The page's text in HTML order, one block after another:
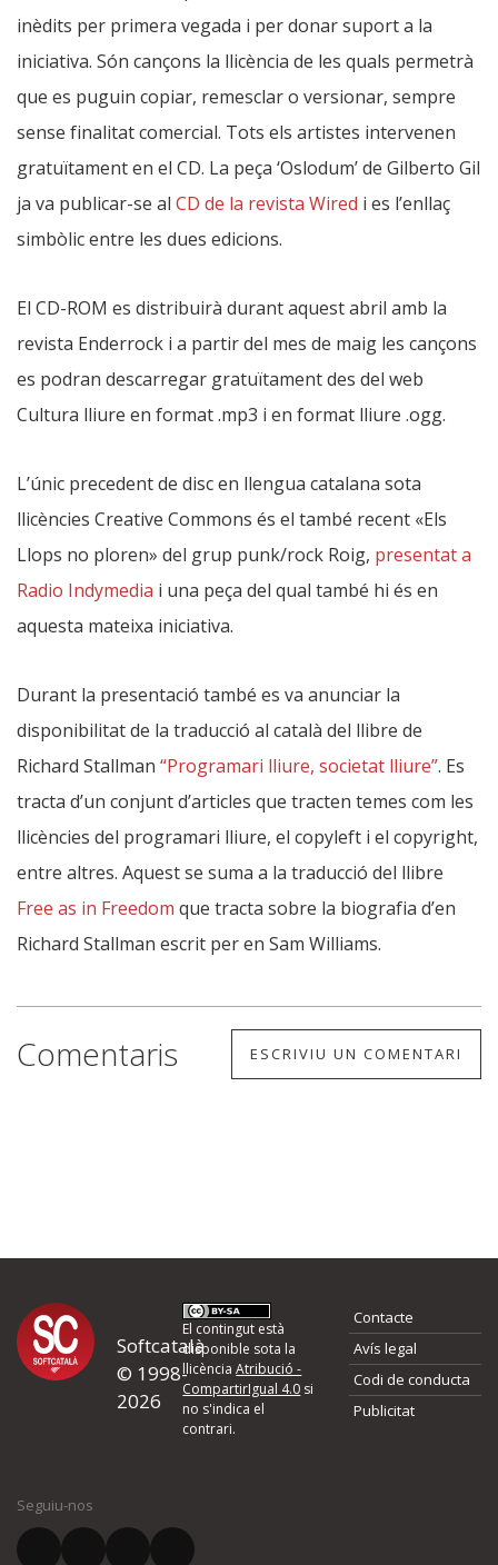
inèdits per primera vegada i per donar suport a la
iniciativa. Són cançons la llicència de les quals permetrà
que es puguin copiar, remesclar o versionar, sempre
sense finalitat comercial. Tots els artistes intervenen
gratuïtament en el CD. La peça ‘Oslodum’ de Gilberto Gil
ja va publicar-se al CD de la revista Wired i es l’enllaç
simbòlic entre les dues edicions.
El CD-ROM es distribuirà durant aquest abril amb la
revista Enderrock i a partir del mes de maig les cançons
es podran descarregar gratuïtament des del web
Cultura lliure en format .mp3 i en format lliure .ogg.
L’únic precedent de disc en llengua catalana sota
llicències Creative Commons és el també recent «Els
Llops no ploren» del grup punk/rock Roig, presentat a
Radio Indymedia i una peça del qual també hi és en
aquesta mateixa iniciativa.
Durant la presentació també es va anunciar la
disponibilitat de la traducció al català del llibre de
Richard Stallman “Programari lliure, societat lliure”. Es
tracta d’un conjunt d’articles que tracten temes com les
llicències del programari lliure, el copyleft i el copyright,
entre altres. Aquest se suma a la traducció del llibre
Free as in Freedom que tracta sobre la biografia d’en
Richard Stallman escrit per en Sam Williams.
Comentaris ESCRIVIU UN COMENTARI
Softcatalà
© 1998-
2026
El contingut està
disponible sota la
llicènciaAtribució -
CompartirIgual 4.0 si
no s'indica el
contrari.
Contacte
Avís legal
Codi de conducta
Publicitat
Seguiu-nos